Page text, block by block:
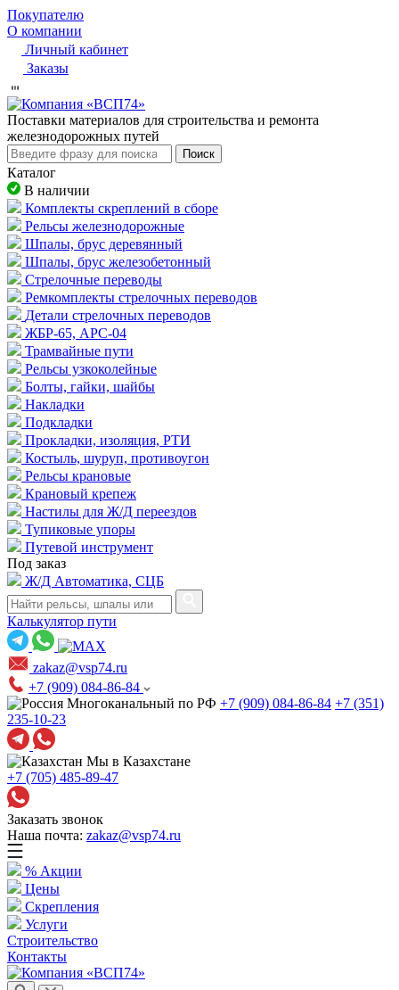
Покупателю
О компании
Личный кабинет
Заказы
Пocтaвки мaтepиaлoв для cтpoитeльcтвa и peмoнтa
жeлeзнoдopoжныx путeй
Поиск
Каталог
В наличии
Комплекты скреплений в сборе
Рельсы железнодорожные
Шпалы, брус деревянный
Шпалы, брус железобетонный
Стрелочные переводы
Ремкомплекты стрелочных переводов
Детали стрелочных переводов
ЖБР-65, АРС-04
Трамвайные пути
Рельсы узкоколейные
Болты, гайки, шайбы
Накладки
Подкладки
Прокладки, изоляция, РТИ
Костыль, шуруп, противоугон
Рельсы крановые
Крановый крепеж
Настилы для Ж/Д переездов
Тупиковые упоры
Путевой инструмент
Под заказ
Ж/Д Автоматика, СЦБ
Калькулятор пути
zakaz@vsp74.ru
+7 (909) 084-86-84
Многоканальный по РФ +7 (909) 084-86-84 +7 (351)
235-10-23
Мы в Казахстане
+7 (705) 485-89-47
Заказать звонок
Наша почта: zakaz@vsp74.ru
% Акции
Цены
Скрепления
Услуги
Строительство
Контакты